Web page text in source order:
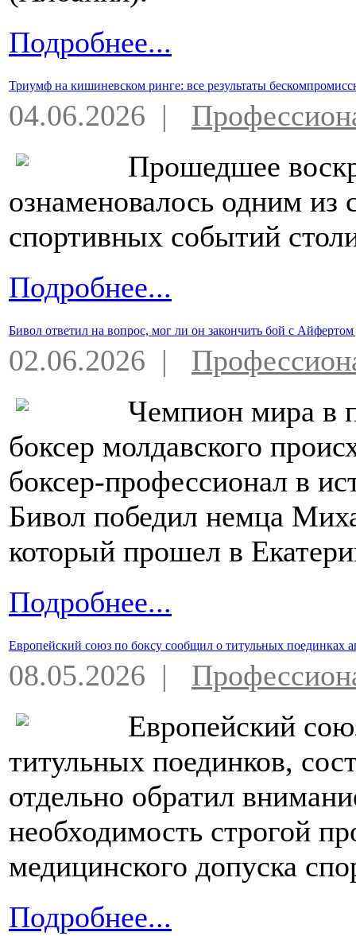
Подробнее...
Триумф на кишиневском ринге: все результаты
04.06.2026 |
Прошедшее
ознаменовалось одним
спортивных событий
Подробнее...
Бивол ответил на вопрос, мог ли он закончить бой с
02.06.2026 |
Чемпион мира в
боксер молдавского
боксер-профессионал в
Бивол победил немца
который прошел в
Подробнее...
Европейский союз по боксу сообщил о титульных поединках
08.05.2026 |
Европейский
титульных поединков,
отдельно обратил
необходимость строгой
медицинского допуска
Подробнее...